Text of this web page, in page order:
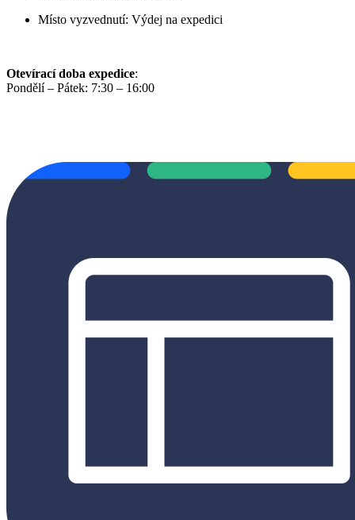
Místo vyzvednutí: Výdej na expedici
Otevírací doba expedice:
Pondělí – Pátek: 7:30 – 16:00